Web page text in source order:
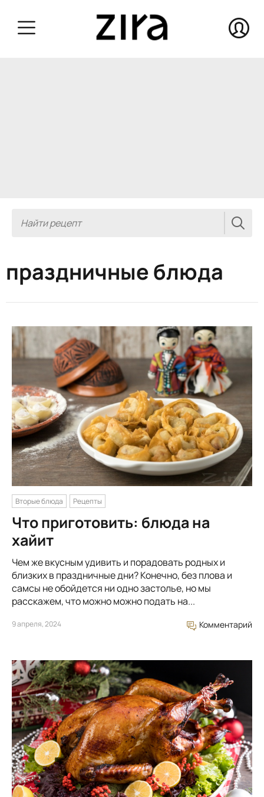
праздничные блюда
Вторые блюда Рецепты
Что приготовить: блюда на
хайит
Чем же вкусным удивить и порадовать родных и
близких в праздничные дни? Конечно, без плова и
самсы не обойдется ни одно застолье, но мы
расскажем, что можно можно подать на...
9 апреля, 2024 Комментарий